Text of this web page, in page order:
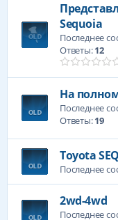
Sequoia
Последнее
Ответы:12
На
Последнее
Ответы:19
Toyota
Последнее
2wd-4wd
Последнее